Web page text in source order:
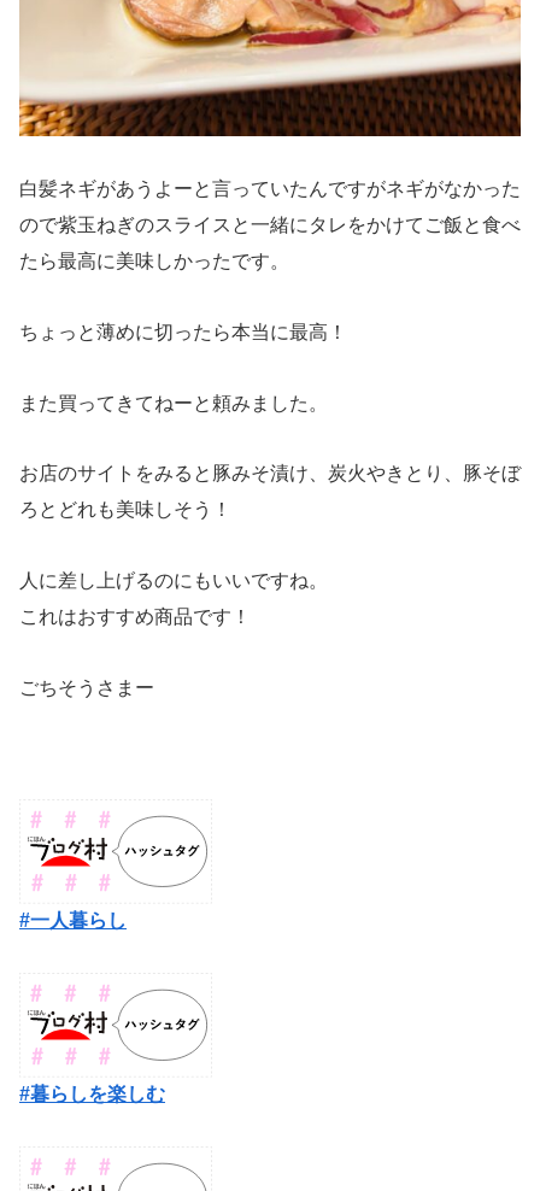
白髪ネギがあうよーと言っていたんですがネギがなかった
ので紫玉ねぎのスライスと一緒にタレをかけてご飯と食べ
たら最高に美味しかったです。
ちょっと薄めに切ったら本当に最高！
また買ってきてねーと頼みました。
お店のサイトをみると豚みそ漬け、炭火やきとり、豚そぼ
ろとどれも美味しそう！
人に差し上げるのにもいいですね。
これはおすすめ商品です！
ごちそうさまー
#一人暮らし
#暮らしを楽しむ